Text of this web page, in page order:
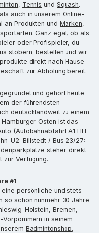
, Tennis und Squash.
auch in unserem Online-
an Produkten und Marken,
Ganz egal, ob als
oder Profispieler, du
stöbern, bestellen und wir
direkt nach Hause
zur Abholung bereit.
und gehört heute
der führendsten
deutschlandweit zu einem
Osten ist das
(Autobahnabfahrt A1 HH-
U2: Billstedt / Bus 23/27:
stehen direkt
zur Verfügung.
#1
eine persönliche und stets
so schon nunmehr 30 Jahre
Holstein, Bremen,
in seinem
Badmintonshop,